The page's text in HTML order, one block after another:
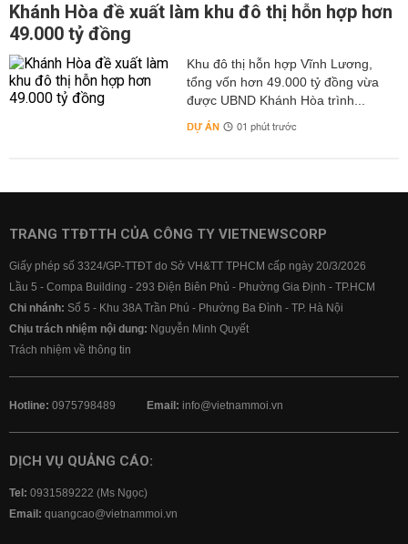
Khánh Hòa đề xuất làm khu đô thị hỗn hợp hơn
49.000 tỷ đồng
Khu đô thị hỗn hợp Vĩnh Lương,
tổng vốn hơn 49.000 tỷ đồng vừa
được UBND Khánh Hòa trình...
DỰ ÁN 01 phút trước
TRANG TTĐTTH CỦA CÔNG TY VIETNEWSCORP
Giấy phép số 3324/GP-TTĐT do Sở VH&TT TPHCM cấp ngày 20/3/2026
Lầu 5 - Compa Building - 293 Điện Biên Phủ - Phường Gia Định - TP.HCM
Chi nhánh: Số 5 - Khu 38A Trần Phú - Phường Ba Đình - TP. Hà Nội
Chịu trách nhiệm nội dung: Nguyễn Minh Quyết
Trách nhiệm về thông tin
Hotline: 0975798489 Email: info@vietnammoi.vn
DỊCH VỤ QUẢNG CÁO:
Tel: 0931589222 (Ms Ngọc)
Email: quangcao@vietnammoi.vn